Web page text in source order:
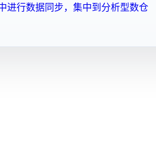
进行数据同步，集中到分析型数仓